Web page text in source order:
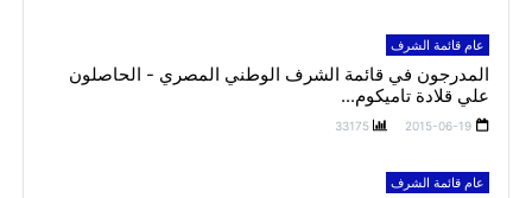
عام قائمة الشرف
المدرجون في قائمة الشرف الوطني المصري - الحاصلون
علي قلادة تاميكوم...
2015-06-19
33175
عام قائمة الشرف